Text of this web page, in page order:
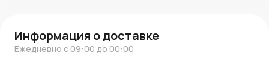
Информация о доставке
Ежедневно с 09:00 до 00:00